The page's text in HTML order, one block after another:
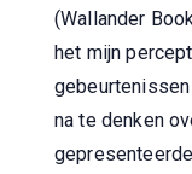
(Wallander
het mijn
na te denken